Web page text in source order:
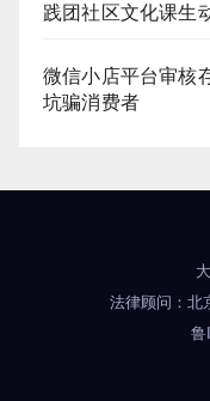
践团社区文化课生
微信小店平台审核
坑骗消费者
法律顾问： 北
鲁